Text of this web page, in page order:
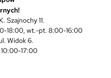
e
m
o
ż
n
Szajnochy 11.
18:00, wt.-pt. 8:00-16:00
Widok 6.
17:00